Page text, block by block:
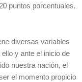
puntos porcentuales,
diversas variables
y ante el inicio de
nuestra nación, el
el momento propicio